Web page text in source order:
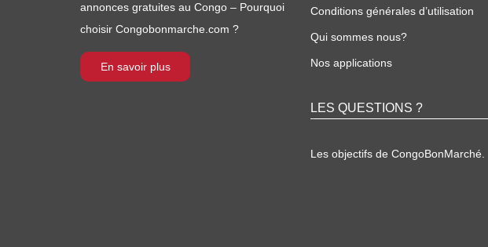
annonces gratuites au Congo – Pourquoi
choisir Congobonmarche.com ?
En savoir plus
Conditions générales d’utilisation
Qui sommes nous?
Nos applications
LES QUESTIONS ?
Les objectifs de CongoBonMarché.